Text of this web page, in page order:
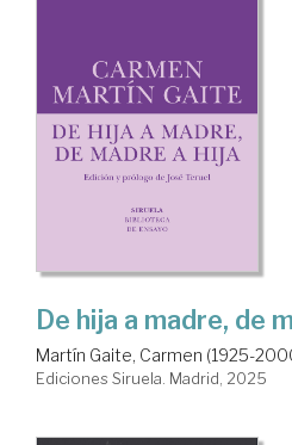
De hija a madre, de
Martín Gaite, Carmen (1925-
Ediciones Siruela. Madrid, 2025